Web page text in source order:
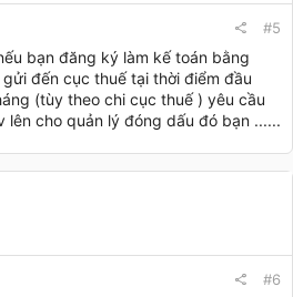
#5
bạn đăng ký làm kế toán bằng
đến cục thuế tại thời điểm đầu
(tùy theo chi cục thuế ) yêu cầu
lên cho quản lý đóng dấu đó bạn ......
#6